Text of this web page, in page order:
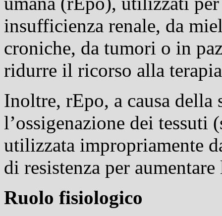
insufficienza renale, da
croniche, da tumori o in
ridurre il ricorso alla
Inoltre, rEpo, a causa
l’ossigenazione dei tessuti
utilizzata impropriamente
di resistenza per
Ruolo fisiologico